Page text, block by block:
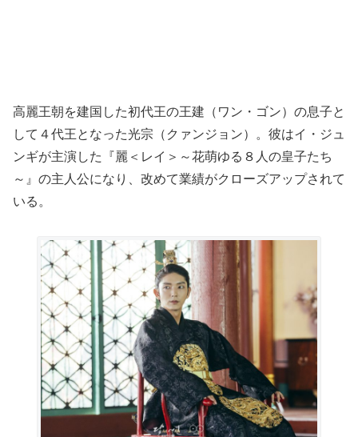
高麗王朝を建国した初代王の王建（ワン・ゴン）の息子と
して４代王となった光宗（クァンジョン）。彼はイ・ジュ
ンギが主演した『麗＜レイ＞～花萌ゆる８人の皇子たち
～』の主人公になり、改めて業績がクローズアップされて
いる。